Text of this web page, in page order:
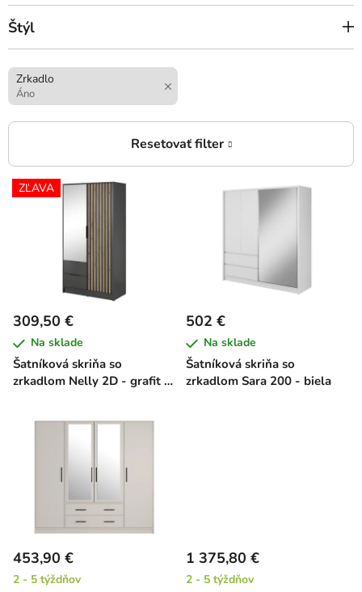
Štýl
Zrkadlo
Áno
V
ý
r
o
d
u
ZĽAVA
Šatníková skriňa so
zrkadlom Nelly 2D - grafit /
309,50 €
Na sklade
Šatníková skriňa so
zrkadlom Sara 200 - biela
502 €
Na sklade
453,90 €
2 - 5 týždňov
1 375,80 €
2 - 5 týždňov